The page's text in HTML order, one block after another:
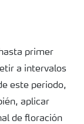
primer
a intervalos
este periodo,
aplicar
de floración